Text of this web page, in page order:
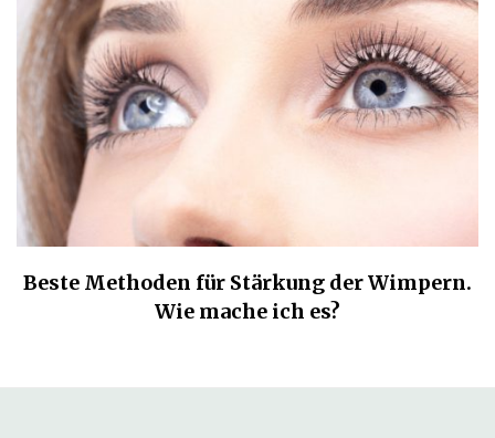
Beste Methoden für Stärkung der Wimpern.
Wie mache ich es?